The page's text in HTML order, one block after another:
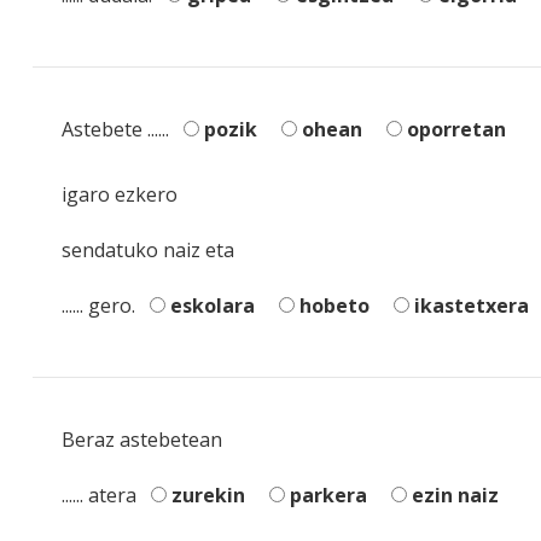
Astebete ...... pozik ohean oporretan
igaro ezkero
sendatuko naiz eta
...... gero. eskolara hobeto ikastetxera
Beraz astebetean
...... atera zurekin parkera ezin naiz